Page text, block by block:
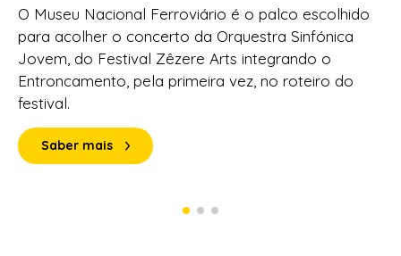
O Museu Nacional Ferroviário é o palco escolhido
para acolher o concerto da Orquestra Sinfónica
Jovem, do Festival Zêzere Arts integrando o
Entroncamento, pela primeira vez, no roteiro do
festival.
Saber mais